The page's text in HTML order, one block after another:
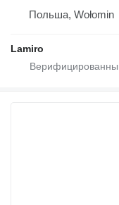
Польша, Wołomin
Lamiro